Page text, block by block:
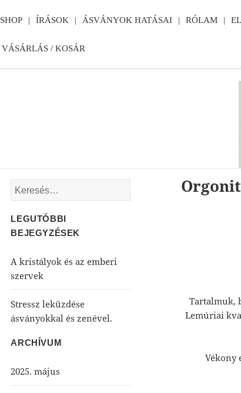
SHOP ÍRÁSOK ÁSVÁNYOK HATÁSAI RÓLAM
VÁSÁRLÁS / KOSÁR
Tartalmuk,
Lemúriai
Vékony
Keresés:
LEGUTÓBBI
BEJEGYZÉSEK
A kristályok és az emberi
szervek
Stressz leküzdése
ásványokkal és zenével.
ARCHÍVUM
2025. május